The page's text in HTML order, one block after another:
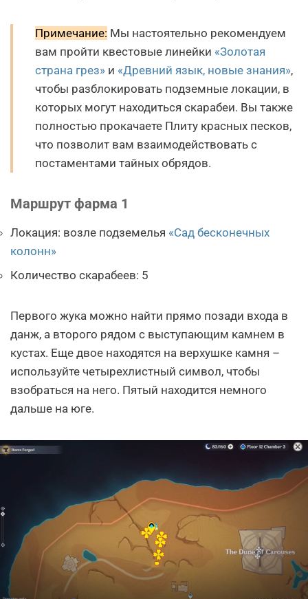
Примечание: Мы настоятельно рекомендуем
вам пройти квестовые линейки «Золотая
страна грез» и «Древний язык, новые знания»,
чтобы разблокировать подземные локации, в
которых могут находиться скарабеи. Вы также
полностью прокачаете Плиту красных песков,
что позволит вам взаимодействовать с
постаментами тайных обрядов.
Маршрут фарма 1
Локация: возле подземелья «Сад бесконечных
колонн»
Количество скарабеев: 5
Первого жука можно найти прямо позади входа в
данж, а второго рядом с выступающим камнем в
кустах. Еще двое находятся на верхушке камня –
используйте четырехлистный символ, чтобы
взобраться на него. Пятый находится немного
дальше на юге.